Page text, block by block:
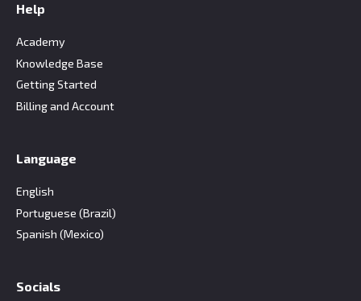
Help
Academy
Knowledge Base
Getting Started
Billing and Account
Language
English
Portuguese (Brazil)
Spanish (Mexico)
Socials